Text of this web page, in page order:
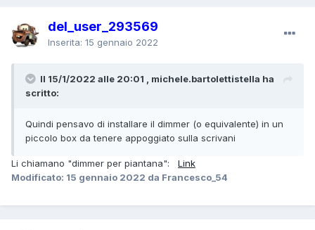
del_user_293569
Inserita: 15 gennaio 2022
Il 15/1/2022 alle 20:01 , michele.bartolettistella ha
scritto:
Quindi pensavo di installare il dimmer (o equivalente) in un
piccolo box da tenere appoggiato sulla scrivani
Li chiamano "dimmer per piantana": Link
Modificato: 15 gennaio 2022 da Francesco_54